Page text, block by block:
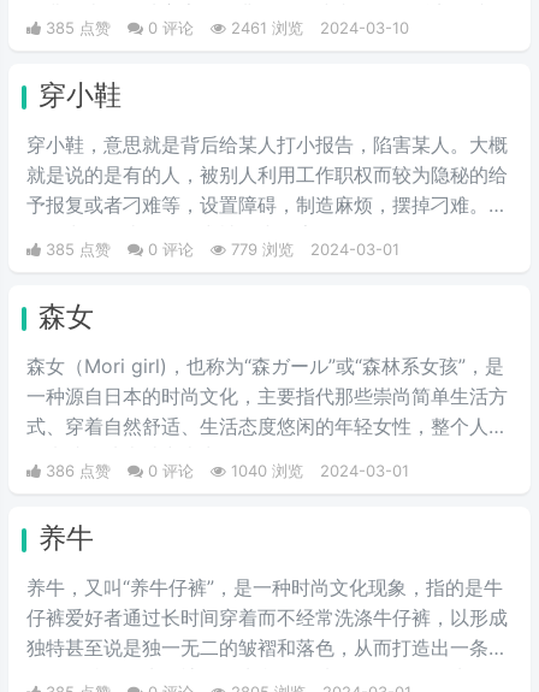
形容波大无脑又拜金虚荣的金发妹，一般被如此称呼的女
娘。
385 点赞 0 评论 2461 浏览 2024-03-10
穿小鞋
穿小鞋，意思就是背后给某人打小报告，陷害某人。大概
就是说的是有的人，被别人利用工作职权而较为隐秘的给
予报复或者刁难等，设置障碍，制造麻烦，摆掉刁难。一
385 点赞 0 评论 779 浏览 2024-03-01
森女
森女（Mori girl)，也称为“森ガール”或“森林系女孩”，是
一种源自日本的时尚文化，主要指代那些崇尚简单生活方
式、穿着自然舒适、生活态度悠闲的年轻女性，整个人看
386 点赞 0 评论 1040 浏览 2024-03-01
养牛
养牛，又叫“养牛仔裤”，是一种时尚文化现象，指的是牛
仔裤爱好者通过长时间穿着而不经常洗涤牛仔裤，以形成
独特甚至说是独一无二的皱褶和落色，从而打造出一条具